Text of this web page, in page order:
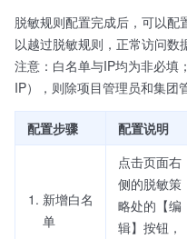
脱敏规则配置完成后，可以
以越过脱敏规则，正常访问数
注意：白名单与IP均为非必填
IP），则除项目管理员和集团
配置步骤 配置说明
新增白名
单
点击页面右
侧的脱敏策
略处的【编
辑】按钮，